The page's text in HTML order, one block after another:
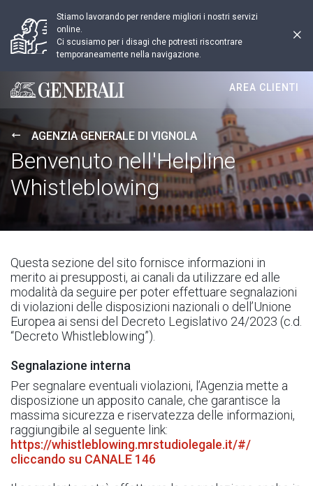
Stiamo lavorando per rendere migliori i nostri servizi
online.
Ci scusiamo per i disagi che potresti riscontrare
temporaneamente nella navigazione.
Generali logo
AREA CLIENTI
AGENZIA GENERALE DI VIGNOLA
Benvenuto nell'Helpline
Whistleblowing
Questa sezione del sito fornisce informazioni in
merito ai presupposti, ai canali da utilizzare ed alle
modalità da seguire per poter effettuare segnalazioni
di violazioni delle disposizioni nazionali o dell’Unione
Europea ai sensi del Decreto Legislativo 24/2023 (c.d.
“Decreto Whistleblowing”).
Segnalazione interna
Per segnalare eventuali violazioni, l’Agenzia mette a
disposizione un apposito canale, che garantisce la
massima sicurezza e riservatezza delle informazioni,
raggiungibile al seguente link:
https://whistleblowing.mrstudiolegale.it/#/
cliccando su CANALE 146